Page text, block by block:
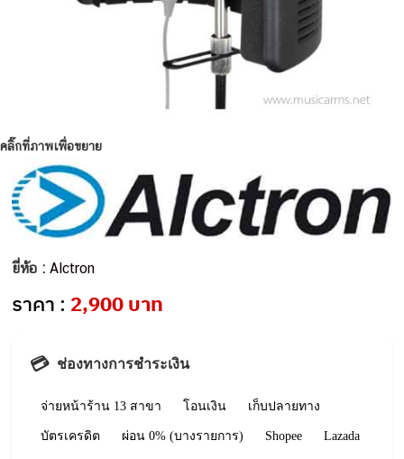
คลิ๊กที่ภาพเพื่อขยาย
ยี่ห้อ :Alctron
ราคา : 2,900 บาท
💳 ช่องทางการชำระเงิน
จ่ายหน้าร้าน 13 สาขา โอนเงิน เก็บปลายทาง
บัตรเครดิต ผ่อน 0% (บางรายการ) Shopee Lazada